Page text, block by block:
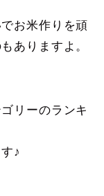
お米作りを頑
ありますよ。
リーのランキ
♪